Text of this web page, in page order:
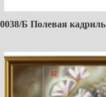
0038/Б Полевая кадриль